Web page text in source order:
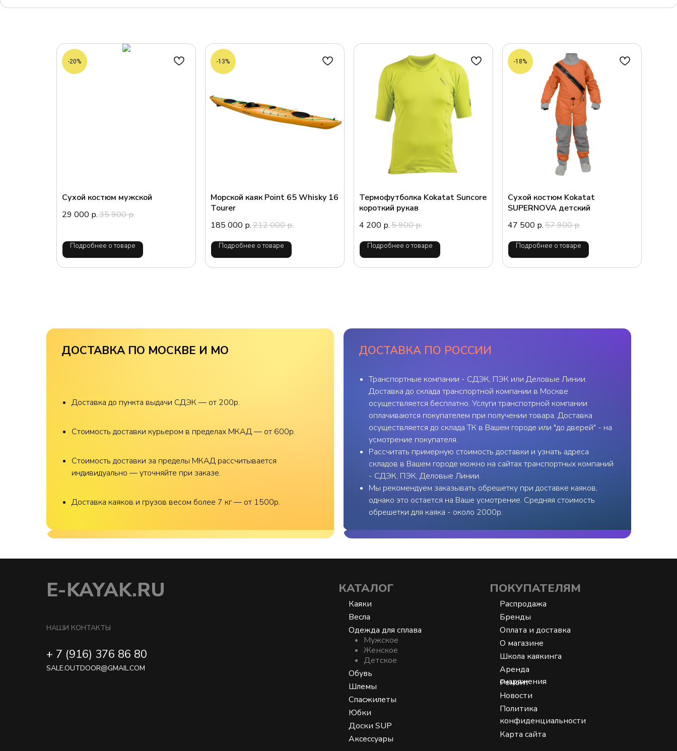
-20%
Сухой костюм мужской
29 000 р.35 900р.
Подробнее о товаре
-13%
Морской каяк Point 65 Whisky 16
Tourer
185 000 р.212 000р.
Подробнее о товаре
Термофутболка Kokatat Suncore
короткий рукав
4 200 р.5 900р.
Подробнее о товаре
-18%
Сухой костюм Kokatat
SUPERNOVA детский
47 500 р.57 900р.
Подробнее о товаре
ДОСТАВКА ПО МОСКВЕ И МО
Доставка до пункта выдачи СДЭК — от 200р.
Стоимость доставки курьером в пределах МКАД — от 600р.
Стоимость доставки за пределы МКАД рассчитывается
индивидуально — уточняйте при заказе.
Доставка каяков и грузов весом более 7 кг — от 1500р.
ДОСТАВКА ПО РОССИИ
Транспортные компании - СДЭК, ПЭК или Деловые Линии.
Доставка до склада транспортной компании в Москве
осуществляется бесплатно. Услуги транспотрной компании
оплачиваются покупателем при получении товара. Доставка
осуществляется до склада ТК в Вашем городе или "до дверей" - на
усмотрение покупателя.
Рассчитать примерную стоимость доставки и узнать адреса
складов в Вашем городе можно на сайтах транспортных компаний
- СДЭК, ПЭК, Деловые Линии.
Мы рекомендуем заказывать обрешетку при доставке каяков,
однако это остается на Ваше усмотрение. Средняя стоимость
обрешетки для каяка - около 2000р.
E-KAYAK.RU
НАШИ КОНТАКТЫ
+ 7 (916) 376 86 80
SALE.OUTDOOR@GMAIL.COM
КАТАЛОГ
Каяки
Весла
Одежда для сплава
Мужское
Женское
Детское
Обувь
Шлемы
Спасжилеты
Юбки
Доски SUP
Аксессуары
ПОКУПАТЕЛЯМ
Распродажа
Бренды
Оплата и доставка
О магазине
Школа каякинга
Аренда
снаряжения
Ремонт
Новости
Политика
конфиденциальности
Карта сайта